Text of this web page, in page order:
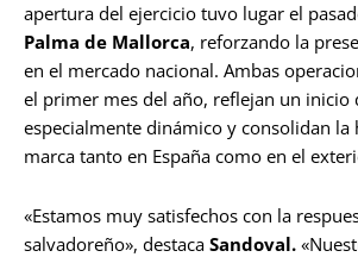
apertura del ejercicio tuvo lugar el
Palma de Mallorca, reforzando la
en el mercado nacional. Ambas
el primer mes del año, reflejan un inicio
especialmente dinámico y consolidan la
marca tanto en España como en el
«Estamos muy satisfechos con la
salvadoreño», destaca Sandoval.